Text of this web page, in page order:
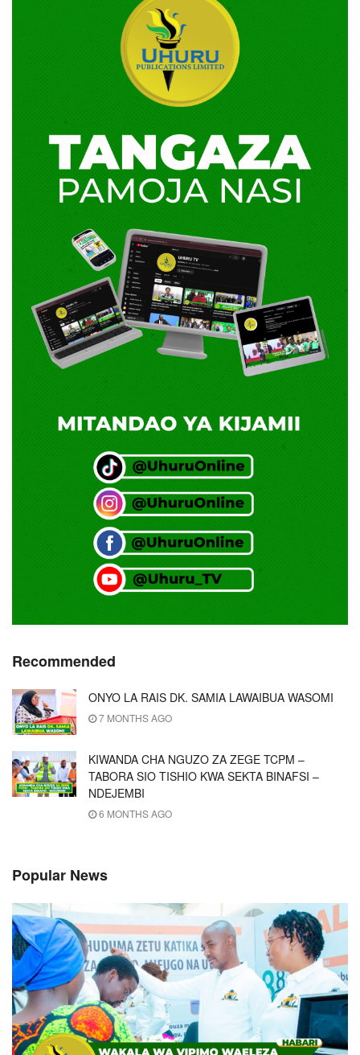
Recommended
ONYO LA RAIS DK. SAMIA LAWAIBUA WASOMI
7 MONTHS AGO
KIWANDA CHA NGUZO ZA ZEGE TCPM –
TABORA SIO TISHIO KWA SEKTA BINAFSI –
NDEJEMBI
6 MONTHS AGO
Popular News